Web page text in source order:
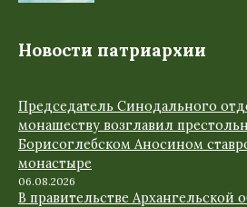
Новости патриархии
Председатель Синодального
монашеству возглавил
Борисоглебском Аносином
монастыре
06.08.2026
В правительстве Архангельской